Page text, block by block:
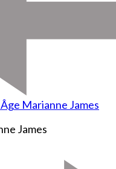
Âge Marianne James